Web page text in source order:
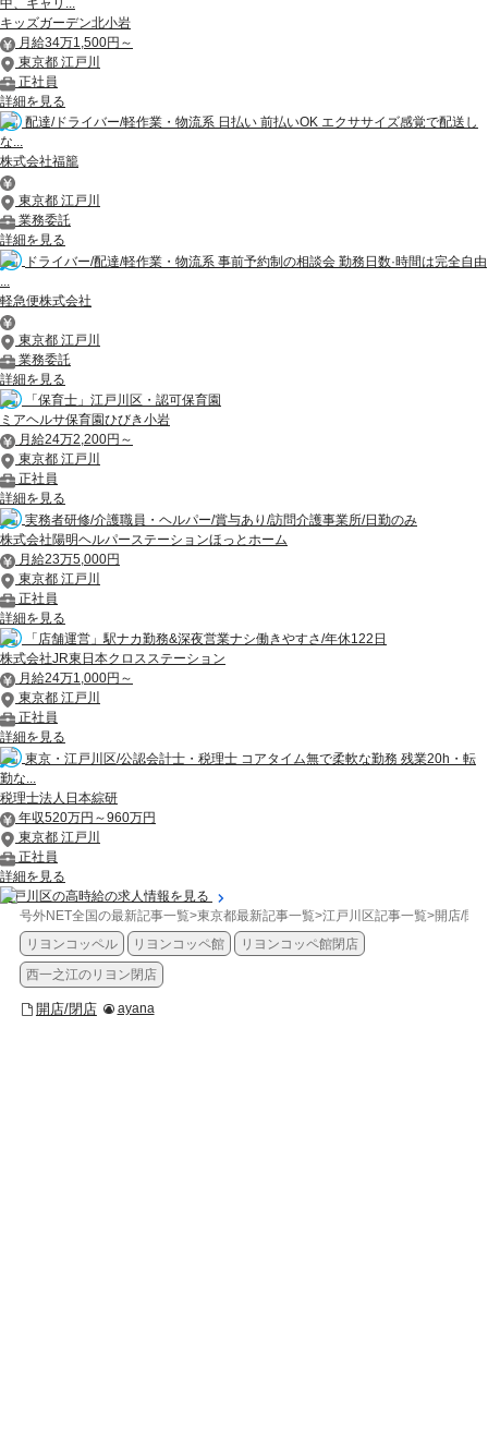
中、キャリ...
キッズガーデン北小岩
月給34万1,500円～
東京都 江戸川
正社員
詳細を見る
配達/ドライバー/軽作業・物流系 日払い 前払いOK エクササイズ感覚で配送し
な...
株式会社福籠
東京都 江戸川
業務委託
詳細を見る
ドライバー/配達/軽作業・物流系 事前予約制の相談会 勤務日数·時間は完全自由
...
軽急便株式会社
東京都 江戸川
業務委託
詳細を見る
「保育士」江戸川区・認可保育園
ミアヘルサ保育園ひびき小岩
月給24万2,200円～
東京都 江戸川
正社員
詳細を見る
実務者研修/介護職員・ヘルパー/賞与あり/訪問介護事業所/日勤のみ
株式会社陽明ヘルパーステーションほっとホーム
月給23万5,000円
東京都 江戸川
正社員
詳細を見る
「店舗運営」駅ナカ勤務&深夜営業ナシ働きやすさ/年休122日
株式会社JR東日本クロスステーション
月給24万1,000円～
東京都 江戸川
正社員
詳細を見る
東京・江戸川区/公認会計士・税理士 コアタイム無で柔軟な勤務 残業20h・転
勤な...
税理士法人日本綜研
年収520万円～960万円
東京都 江戸川
正社員
詳細を見る
江戸川区の高時給の求人情報を見る
号外NET全国の最新記事一覧>東京都最新記事一覧>江戸川区記事一覧>開店/閉
リヨンコッペル
リヨンコッペ館 リヨンコッペ館閉店
西一之江のリヨン閉店
開店/閉店 ayana